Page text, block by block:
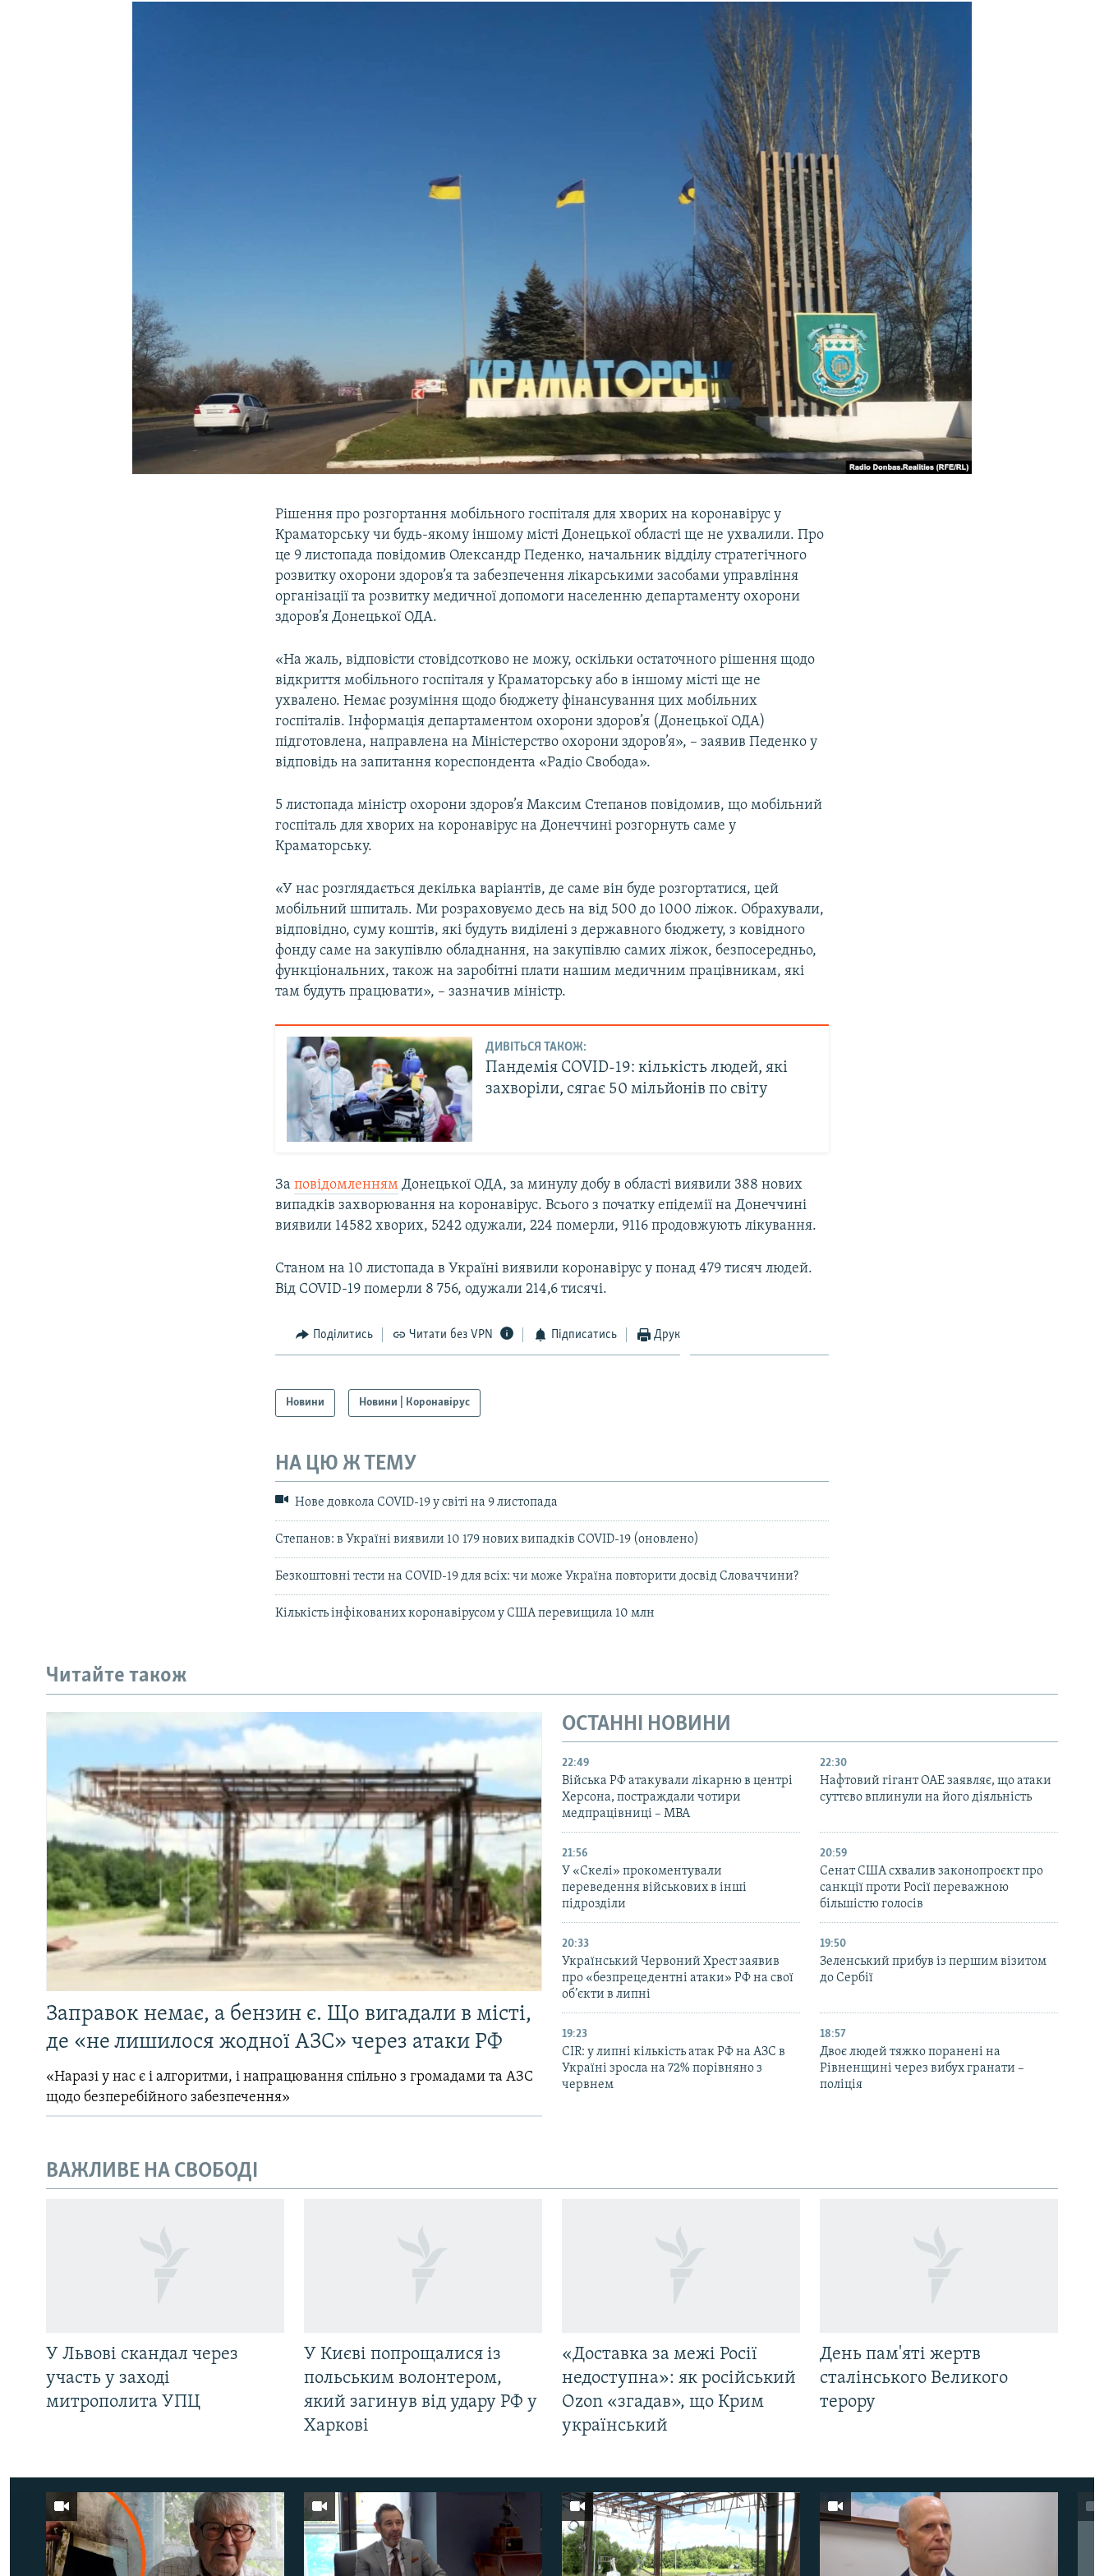
Рішення про розгортання мобільного госпіталя для хворих на коронавірус у
Краматорську чи будь-якому іншому місті Донецької області ще не ухвалили. Про
це 9 листопада повідомив Олександр Педенко, начальник відділу стратегічного
розвитку охорони здоров’я та забезпечення лікарськими засобами управління
організації та розвитку медичної допомоги населенню департаменту охорони
здоров’я Донецької ОДА.
«На жаль, відповісти стовідсотково не можу, оскільки остаточного рішення щодо
відкриття мобільного госпіталя у Краматорську або в іншому місті ще не
ухвалено. Немає розуміння щодо бюджету фінансування цих мобільних
госпіталів. Інформація департаментом охорони здоров’я (Донецької ОДА)
підготовлена, направлена на Міністерство охорони здоров’я», – заявив Педенко у
відповідь на запитання кореспондента «Радіо Свобода».
5 листопада міністр охорони здоров’я Максим Степанов повідомив, що мобільний
госпіталь для хворих на коронавірус на Донеччині розгорнуть саме у
Краматорську.
«У нас розглядається декілька варіантів, де саме він буде розгортатися, цей
мобільний шпиталь. Ми розраховуємо десь на від 500 до 1000 ліжок. Обрахували,
відповідно, суму коштів, які будуть виділені з державного бюджету, з ковідного
фонду саме на закупівлю обладнання, на закупівлю самих ліжок, безпосередньо,
функціональних, також на заробітні плати нашим медичним працівникам, які
там будуть працювати», – зазначив міністр.
ДИВІТЬСЯ ТАКОЖ:
Пандемія COVID-19: кількість людей, які
захворіли, сягає 50 мільйонів по світу
Заповідомленням Донецької ОДА, за минулу добу в області виявили 388 нових
випадків захворювання на коронавірус. Всього з початку епідемії на Донеччині
виявили 14582 хворих, 5242 одужали, 224 померли, 9116 продовжують лікування.
Cтаном на 10 листопада в Україні виявили коронавірус у понад 479 тисяч людей.
Від COVID-19 померли 8 756, одужали 214,6 тисячі.
Поділитись Читати без VPN Підписатись Друк
Новини Новини | Коронавірус
НА ЦЮ Ж ТЕМУ
Нове довкола COVID-19 у світі на 9 листопада
Степанов: в Україні виявили 10 179 нових випадків COVID-19 (оновлено)
Безкоштовні тести на COVID-19 для всіх: чи може Україна повторити досвід Словаччини?
Кількість інфікованих коронавірусом у США перевищила 10 млн
Читайте також
Заправок немає, а бензин є. Що вигадали в місті,
де «не лишилося жодної АЗС» через атаки РФ
«Наразі у нас є і алгоритми, і напрацювання спільно з громадами та АЗС
щодо безперебійного забезпечення»
ОСТАННІ НОВИНИ
22:49
Війська РФ атакували лікарню в центрі
Херсона, постраждали чотири
медпрацівниці – МВА
22:30
Нафтовий гігант ОАЕ заявляє, що атаки
суттєво вплинули на його діяльність
21:56
У «Скелі» прокоментували
переведення військових в інші
підрозділи
20:59
Cенат США схвалив законопроєкт про
санкції проти Росії переважною
більшістю голосів
20:33
Український Червоний Хрест заявив
про «безпрецедентні атаки» РФ на свої
об’єкти в липні
19:50
Зеленський прибув із першим візитом
до Сербії
19:23
CIR: у липні кількість атак РФ на АЗС в
Україні зросла на 72% порівняно з
червнем
18:57
Двоє людей тяжко поранені на
Рівненщині через вибух гранати –
поліція
ВАЖЛИВЕ НА СВОБОДІ
У Львові скандал через
участь у заході
митрополита УПЦ
У Києві попрощалися із
польським волонтером,
який загинув від удару РФ у
Харкові
«Доставка за межі Росії
недоступна»: як російський
Ozon «згадав», що Крим
український
День пам'яті жертв
сталінського Великого
терору